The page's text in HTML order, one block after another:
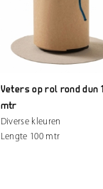
Veters op rol rond dun
mtr
Diverse kleuren
Lengte 100 mtr